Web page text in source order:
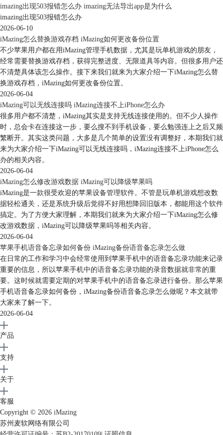
新、第三方百亿补贴、选择基础存储版。同时，换机时的备份同样重要，
iCloud、iTunes、以及第三方备份工具iMazing都是备份不错选择。
imazing出现503报错怎么办 imazing无法导出app是为什么
imazing出现503报错怎么办
2026-06-10
iMazing怎么替换游戏存档 iMazing如何更改备份位置
不少苹果用户都在用iMazing管理手机数据，尤其是玩单机游戏的朋友，
经常需要替换游戏存档，获得完整进度、无限道具等内容。但很多用户还
不清楚具体该怎么操作。接下来我们就来为大家介绍一下iMazing怎么替
换游戏存档，iMazing如何更改备份位置。
2026-06-04
iMazing可以无线连接吗 iMazing连接不上iPhone怎么办
很多用户都不清楚，iMazing其实是支持无线连接使用的。但不少人操作
时，总会卡在连接这一步，要么搜不到手机设备，要么勉强连上之后又频
繁断开。其实这类问题，大多是几个简单的设置没有调整好，本期我们就
来为大家介绍一下iMazing可以无线连接吗，iMazing连接不上iPhone怎么
办的相关内容。
2026-06-04
iMazing怎么修改游戏数据 iMazing可以降级苹果吗
iMazing是一款很受欢迎的苹果设备管理软件。不管是玩单机游戏想改数
据轻松通关，还是系统升级后觉得不好用想降回旧版本，都能用这个软件
搞定。为了方便大家理解，本期我们就来为大家介绍一下iMazing怎么修
改游戏数据，iMazing可以降级苹果吗等相关内容。
2026-06-04
苹果手机语音备忘录如何备份 iMazing备份语音备忘录怎么做
在日常的工作和学习中会经常使用到苹果手机中的语音备忘录功能来记录
重要的信息，所以苹果手机中的语音备忘录功能的录音数据就非常的重
要。这时候就需要定期的对苹果手机中的语音备忘录进行备份。那么苹果
手机语音备忘录如何备份，iMazing备份语音备忘录怎么做呢？本文就带
大家来了解一下。
2026-06-04
产品
支持
关于
客服
Copyright © 2026 iMazing
苏州麦软网络有限公司